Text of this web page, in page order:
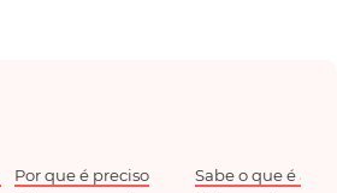
Por que é preciso
Sabe o que é a